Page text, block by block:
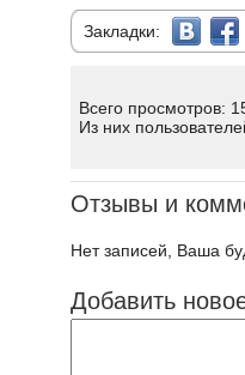
Закладки:
Всего просмотров:
Из них
Отзывы и
Нет записей, Ваша
Добавить